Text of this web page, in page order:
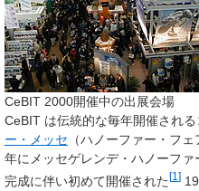
CeBIT 2000開催中の出展会場
CeBIT は伝統的な毎年開催され
ー・メッセ （ハノーファー・フ
年にメッセゲレンデ・ハノーフ
完成に伴い初めて開催された [1 ]